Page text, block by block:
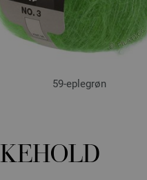
59-eplegrøn